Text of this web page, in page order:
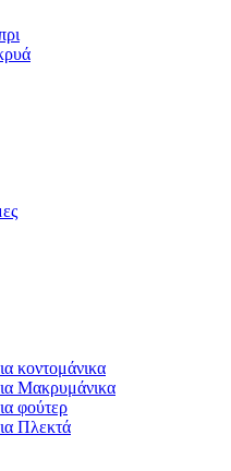
κοντομάνικα
Μακρυμάνικα
φούτερ
Πλεκτά